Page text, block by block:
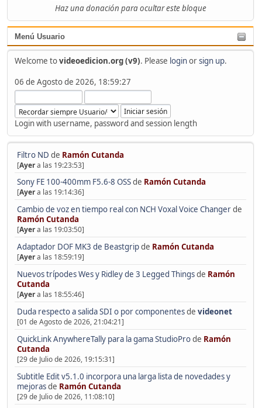
Haz una donación para ocultar este bloque
Menú Usuario
Welcome tovideoedicion.org (v9). Please loginorsign up.
06 de Agosto de 2026, 18:59:27
Login with username, password and session length
Filtro ND de Ramón Cutanda
[Ayera las 19:23:53]
Sony FE 100-400mm F5.6-8 OSSde Ramón Cutanda
[Ayera las 19:14:36]
Cambio de voz en tiempo real con NCH Voxal Voice Changerde
Ramón Cutanda
[Ayera las 19:03:50]
Adaptador DOF MK3 de Beastgripde Ramón Cutanda
[Ayera las 18:59:19]
Nuevos trípodes Wes y Ridley de 3 Legged Thingsde Ramón
Cutanda
[Ayera las 18:55:46]
Duda respecto a salida SDI o por componentesde videonet
[01 de Agosto de 2026, 21:04:21]
QuickLink AnywhereTally para la gama StudioProde Ramón
Cutanda
[29 de Julio de 2026, 19:15:31]
Subtitle Edit v5.1.0 incorpora una larga lista de novedades y
mejorasde Ramón Cutanda
[29 de Julio de 2026, 11:08:10]